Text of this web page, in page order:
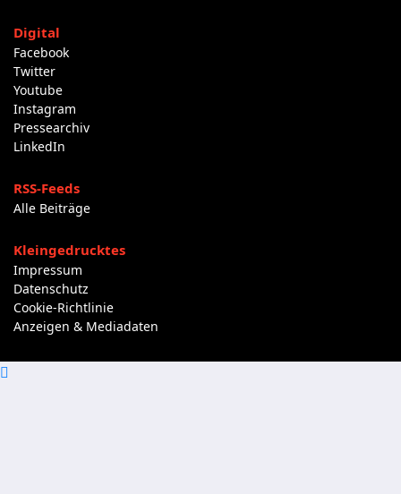
Digital
Facebook
Twitter
Youtube
Instagram
Pressearchiv
LinkedIn
RSS-Feeds
Alle Beiträge
Kleingedrucktes
Impressum
Datenschutz
Cookie-Richtlinie
Anzeigen & Mediadaten